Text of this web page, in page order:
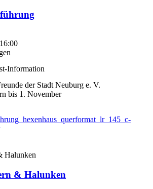
16:00
Information
der Stadt Neuburg e. V.
bis 1. November
Halunken
& Halunken